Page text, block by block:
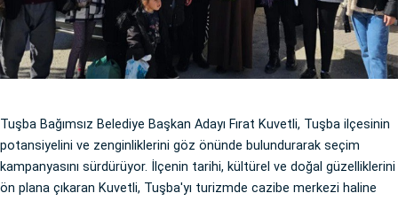
Tuşba Bağımsız Belediye Başkan Adayı Fırat Kuvetli, Tuşba ilçesinin
potansiyelini ve zenginliklerini göz önünde bulundurarak seçim
kampanyasını sürdürüyor. İlçenin tarihi, kültürel ve doğal güzelliklerini
ön plana çıkaran Kuvetli, Tuşba'yı turizmde cazibe merkezi haline